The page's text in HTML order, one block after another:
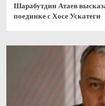
Шарабутдин Атаев
поединке с Хосе Ускатеги